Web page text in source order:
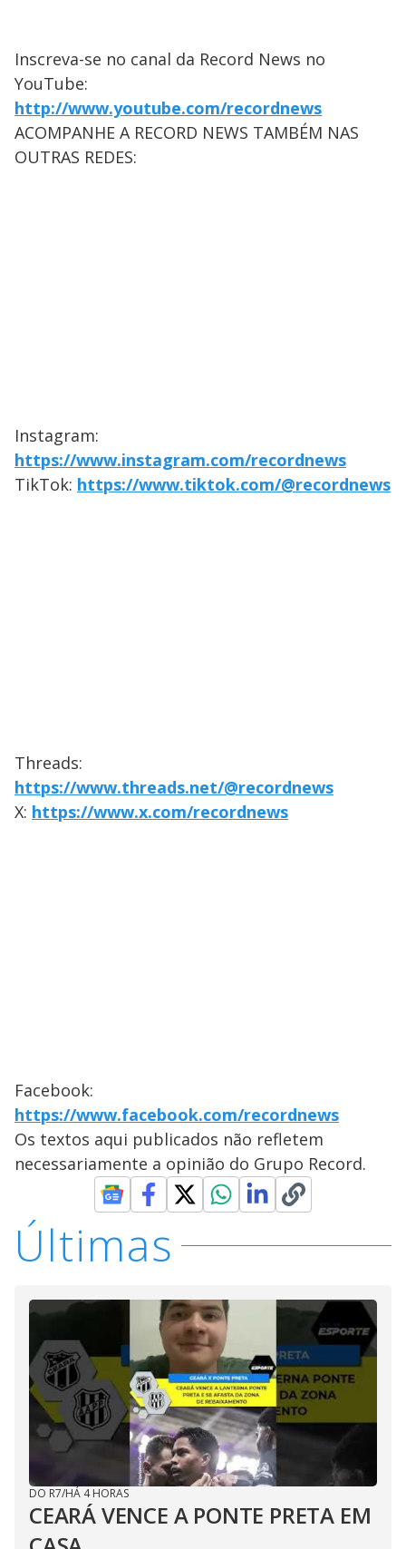
Inscreva-se no canal da Record News no
YouTube:
http://www.youtube.com/recordnews
ACOMPANHE A RECORD NEWS TAMBÉM NAS
OUTRAS REDES:
Instagram:
https://www.instagram.com/recordnews
TikTok: https://www.tiktok.com/@recordnews
Threads:
https://www.threads.net/@recordnews
X: https://www.x.com/recordnews
Facebook:
https://www.facebook.com/recordnews
Os textos aqui publicados não refletem
necessariamente a opinião do Grupo Record.
Últimas
DO R7/HÁ 4 HORAS
CEARÁ VENCE A PONTE PRETA EM